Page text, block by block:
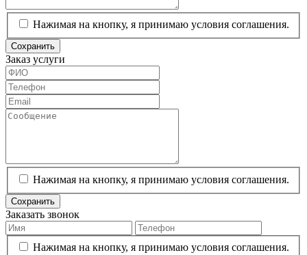
Нажимая на кнопку, я принимаю условия соглашения.
Сохранить
Заказ услуги
Нажимая на кнопку, я принимаю условия соглашения.
Сохранить
Заказать звонок
Нажимая на кнопку, я принимаю условия соглашения.